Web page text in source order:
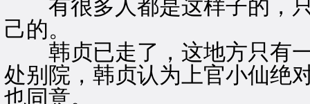
有很多人都是这样子的，只
己的。
韩贞已走了，这地方只有一
处别院，韩贞认为上官小仙绝
也同意。